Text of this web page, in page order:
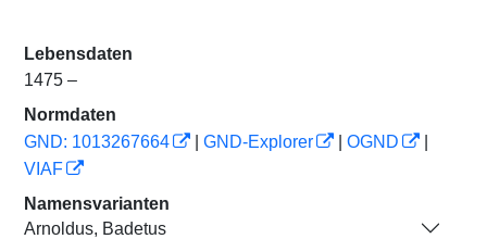
Lebensdaten
1475 –
Normdaten
GND: 1013267664
GND-Explorer OGND
VIAF
Namensvarianten
Arnoldus, Badetus